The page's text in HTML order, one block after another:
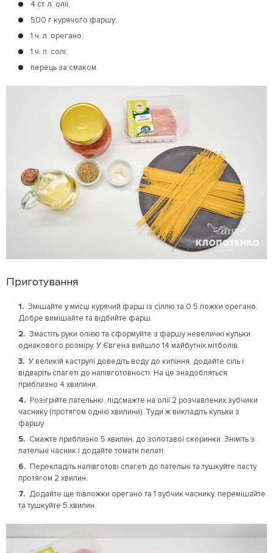
4 ст. л. олії;
500 г курячого фаршу;
1 ч. л. орегано;
1 ч. л. солі;
перець за смаком.
Приготування
Змішайте у мисці курячий фарш із сіллю та 0.5 ложки орегано.
Добре вимішайте та відбийте фарш.
Змастіть руки олією та сформуйте з фаршу невеличкі кульки
однакового розміру. У Євгена вийшло 14 майбутніх мітболів.
У великій каструлі доведіть воду до кипіння, додайте сіль і
відваріть спагеті до напівготовності. На це знадобляться
приблизно 4 хвилини.
Розігрійте пательню, підсмажте на олії 2 розчавлених зубчики
часнику (протягом однієї хвилини). Туди ж викладіть кульки з
фаршу.
Смажте приблизно 5 хвилин, до золотавої скоринки. Зніміть з
пательні часник і додайте томати пелаті.
Перекладіть напівготові спагеті до пательні та тушкуйте пасту
протягом 2 хвилин.
Додайте ще півложки орегано та 1 зубчик часнику, перемішайте
та тушкуйте 5 хвилин.